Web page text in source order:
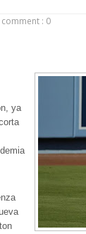
comment : 0
ya